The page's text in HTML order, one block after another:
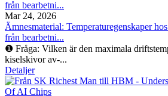
Mar 24, 2026
Ämnesmaterial: Temperaturegenskaper
från bearbetni...
❶ Fråga: Vilken är den maximala
kiselskivor av-...
Detaljer